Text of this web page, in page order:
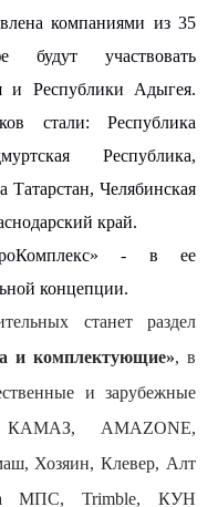
компаниями из 35
участвовать
и Республики Адыгея.
стали: Республика
Республика,
Татарстан, Челябинская
край.
- в ее
концепции.
станет раздел
и комплектующие», в
и зарубежные
КАМАЗ, AMAZONE,
Хозяин, Клевер, Алт
МПС, Trimble, КУН